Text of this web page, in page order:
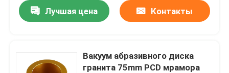
Абразивный диск диаманта
пусковая площадка диаманта полируя
Лучшая цена Контакты
Вакуум абразивного диска
гранита 75mm PCD мрамора